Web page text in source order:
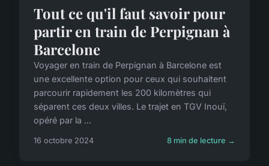
Tout ce qu'il faut savoir pour
partir en train de Perpignan à
Barcelone
Voyager en train de Perpignan à Barcelone est
une excellente option pour ceux qui souhaitent
parcourir rapidement les 200 kilomètres qui
séparent ces deux villes. Le trajet en TGV Inouï,
opéré par la ...
16 octobre 2024 8 min de lecture →